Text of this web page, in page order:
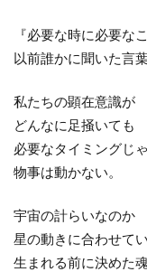
『必要な時に必要な
以前誰かに聞いた言葉
私たちの顕在意識が
どんなに足掻いても
必要なタイミングじ
物事は動かない。
宇宙の計らいなのか
星の動きに合わせて
生まれる前に決めた